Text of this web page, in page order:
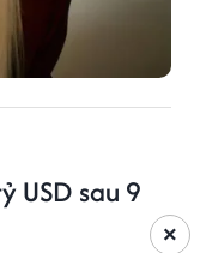
USD sau 9
×